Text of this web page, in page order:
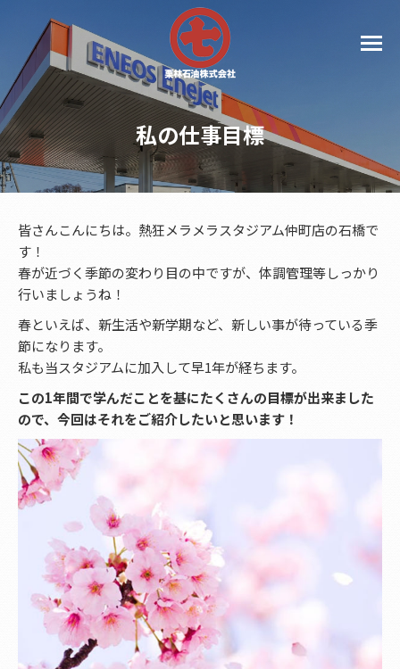
私の仕事目標
皆さんこんにちは。熱狂メラメラスタジアム仲町店の石橋で
す！
春が近づく季節の変わり目の中ですが、体調管理等しっかり
行いましょうね！
春といえば、新生活や新学期など、新しい事が待っている季
節になります。
私も当スタジアムに加入して早1年が経ちます。
この1年間で学んだことを基にたくさんの目標が出来ました
ので、今回はそれをご紹介したいと思います！